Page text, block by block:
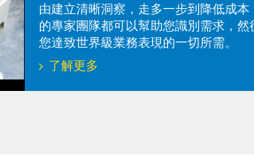
由建立清晰洞察，走多一步到降低成本
的專家團隊都可以幫助您識別需求，然
您達致世界級業務表現的一切所需。
了解更多